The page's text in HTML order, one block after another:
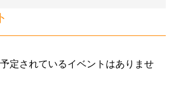
定されているイベントはありませ